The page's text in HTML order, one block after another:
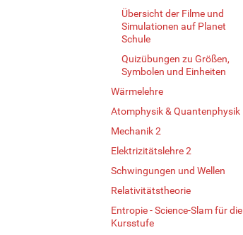
Übersicht der Filme und
Simulationen auf Planet
Schule
Quizübungen zu Größen,
Symbolen und Einheiten
Wärmelehre
Atomphysik & Quantenphysik
Mechanik 2
Elektrizitätslehre 2
Schwingungen und Wellen
Relativitätstheorie
Entropie - Science-Slam für die
Kursstufe